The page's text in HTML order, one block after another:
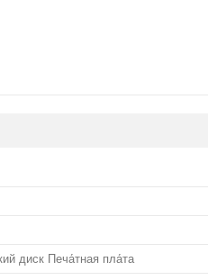
диск Печа́тная пла́та